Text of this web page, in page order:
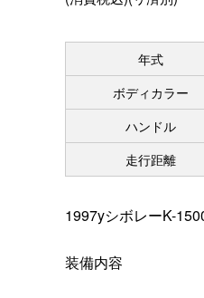
年式
ボディカラー
ハンドル
走行距離
1997yシボレーK-
装備内容